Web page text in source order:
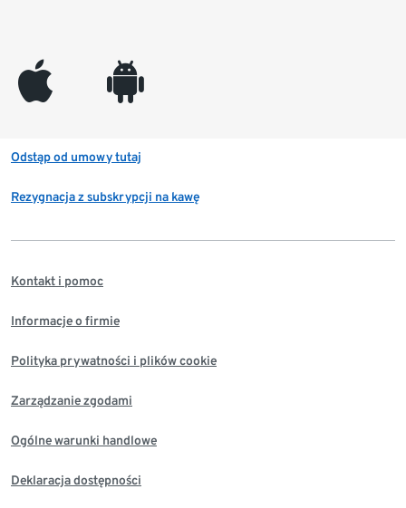
appleinc android
Odstąp od umowy tutaj
Rezygnacja z subskrypcji na kawę
Kontakt i pomoc
Informacje o firmie
Polityka prywatności i plików cookie
Zarządzanie zgodami
Ogólne warunki handlowe
Deklaracja dostępności